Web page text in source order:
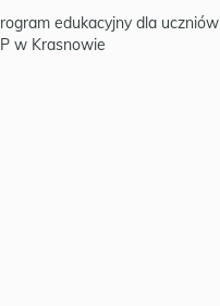
edukacyjny dla uczniów
w Krasnowie